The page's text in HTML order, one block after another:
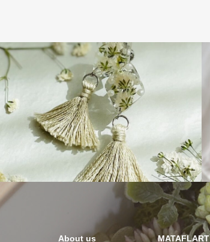
About us MATAFLART